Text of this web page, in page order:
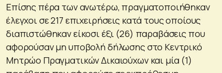
Επίσης πέρα των ανωτέρω, πραγματοποιήθηκαν
έλεγχοι σε 217 επιχειρήσεις κατά τους οποίους
διαπιστώθηκαν είκοσι έξι (26) παραβάσεις που
αφορούσαν μη υποβολή δήλωσης στο Κεντρικό
Μητρώο Πραγματικών Δικαιούχων και μία (1)